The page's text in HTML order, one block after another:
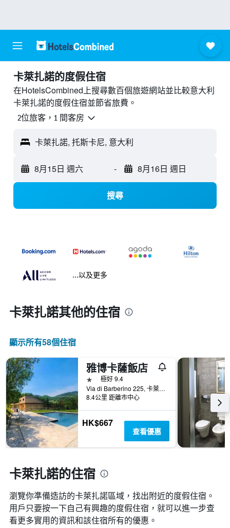
卡萊扎諾的度假住宿
在HotelsCombined上搜尋數百個旅遊網站並比較意大利
卡萊扎諾的度假住宿並節省旅費。
2位旅客，1 間客房
卡萊扎諾, 托斯卡尼, 意大利
8月15日 週六 - 8月16日 週日
搜尋
...以及更多
卡萊扎諾​其他的住宿
顯示所有58​個住宿
雅博卡薩飯店
1星級極好 9.4
Via di Barberino 225, 卡萊扎諾, 托斯卡尼, 義大利
8.4公里 距離市中心
HK$667
查看優惠
卡萊扎諾的住宿
瀏覽你準備造訪的卡萊扎諾區域，找出附近的度假住宿。
用戶只要按一下自己有興趣的度假住宿，就可以進一步查
看更多實用的資訊和該住宿所有的優惠。